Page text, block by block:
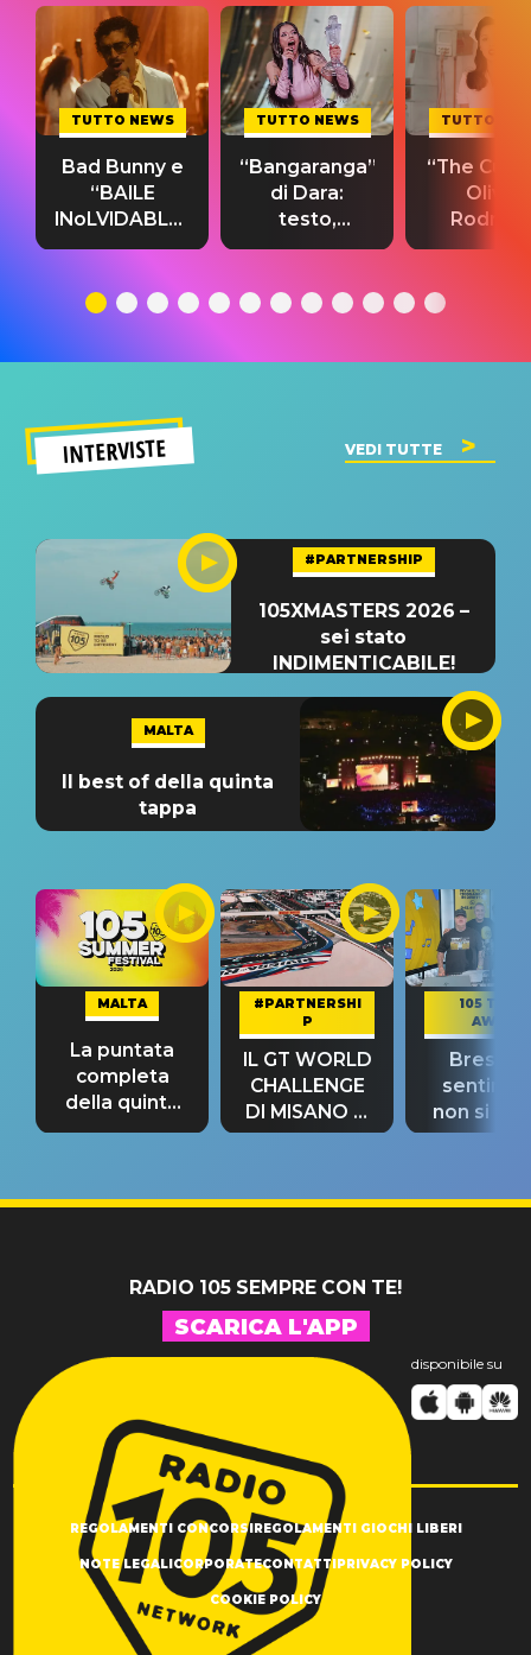
TUTTO NEWS
Bad Bunny e
“BAILE
INoLVIDABLE”:
testo,
significato
TUTTO NEWS
“Bangaranga”
di Dara:
testo,
traduzione e
del singolo
TUTTO
“The
Olivia
testo,
INTERVISTE VEDI TUTTE
#PARTNERSHIP
105XMASTERS 2026 –
sei stato
INDIMENTICABILE!
MALTA
Il best of della quinta
tappa
MALTA
La puntata
completa
della quinta
tappa
#PARTNERSHI
P
IL GT WORLD
CHALLENGE
DI MISANO si
riconferma
105 TAKE
AWAY
Bresh:
non si
fino alla
RADIO 105 SEMPRE CON TE!
SCARICA L'APP
disponibile su
REGOLAMENTI CONCORSIREGOLAMENTI GIOCHI LIBERI
NOTE LEGALICORPORATECONTATTIPRIVACY POLICY
COOKIE POLICY